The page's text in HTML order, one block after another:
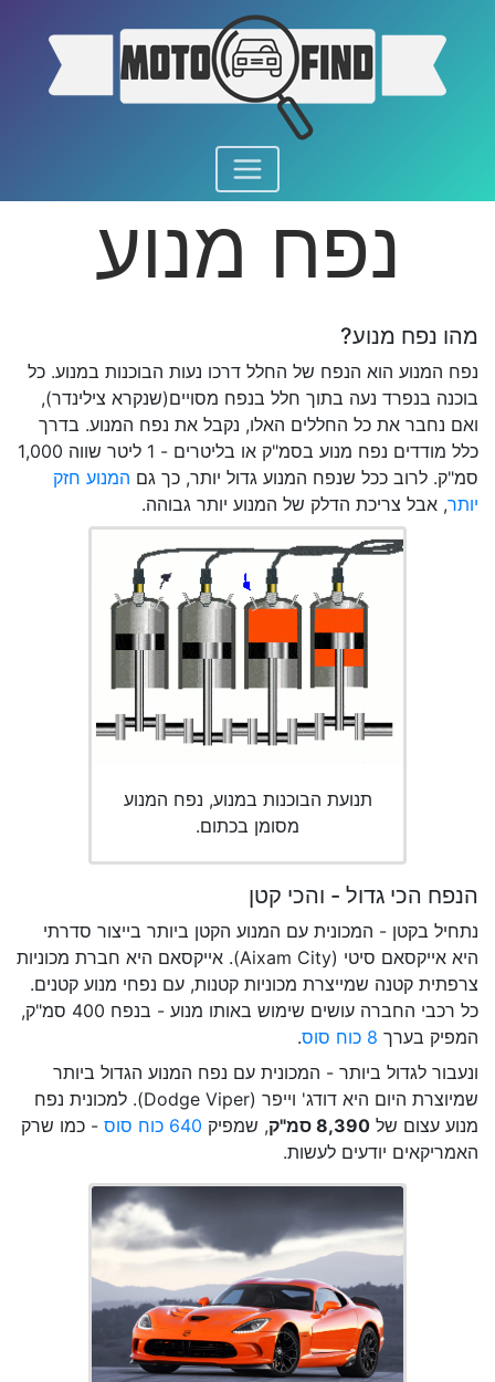
נפח מנוע
מהו נפח מנוע?
נפח המנוע הוא הנפח של החלל דרכו נעות הבוכנות במנוע. כל
בוכנה בנפרד נעה בתוך חלל בנפח מסויים(שנקרא צילינדר),
ואם נחבר את כל החללים האלו, נקבל את נפח המנוע. בדרך
כלל מודדים נפח מנוע בסמ"ק או בליטרים - 1 ליטר שווה 1,000
סמ"ק. לרוב ככל שנפח המנוע גדול יותר, כך גם המנוע חזק
יותר, אבל צריכת הדלק של המנוע יותר גבוהה.
תנועת הבוכנות במנוע, נפח המנוע
מסומן בכתום.
הנפח הכי גדול - והכי קטן
נתחיל בקטן - המכונית עם המנוע הקטן ביותר בייצור סדרתי
היא אייקסאם סיטי (Aixam City). אייקסאם היא חברת מכוניות
צרפתית קטנה שמייצרת מכוניות קטנות, עם נפחי מנוע קטנים.
כל רכבי החברה עושים שימוש באותו מנוע - בנפח 400 סמ"ק,
המפיק בערך 8 כוח סוס
.
ונעבור לגדול ביותר - המכונית עם נפח המנוע הגדול ביותר
שמיוצרת היום היא דודג' וייפר (Dodge Viper). למכונית נפח
מנוע עצום של 8,390 סמ"ק , שמפיק 640 כוח סוס
- כמו שרק
האמריקאים יודעים לעשות.